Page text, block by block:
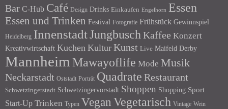
Bar C-Hub Café Design Drinks Einkaufen Engelhorn Essen
Essen und Trinken Festival Fotografie Frühstück Gewinnspiel
Heidelberg InnenstadtJungbusch Kaffee Konzert
Kreativwirtschaft Kuchen Kultur Kunst Live Maifeld Derby
Mannheim Mawayoflife Mode Musik
Neckarstadt Oststadt Porträt Quadrate Restaurant
Schwetzingerstadt Schwetzingervorstadt Shoppen Shopping Sport
Start-Up Trinken Typen Vegan Vegetarisch Vintage Wein